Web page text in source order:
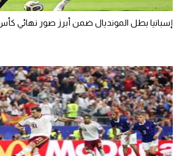
إسبانيا بطل المونديال ضمن أبرز صور نهائي كأس